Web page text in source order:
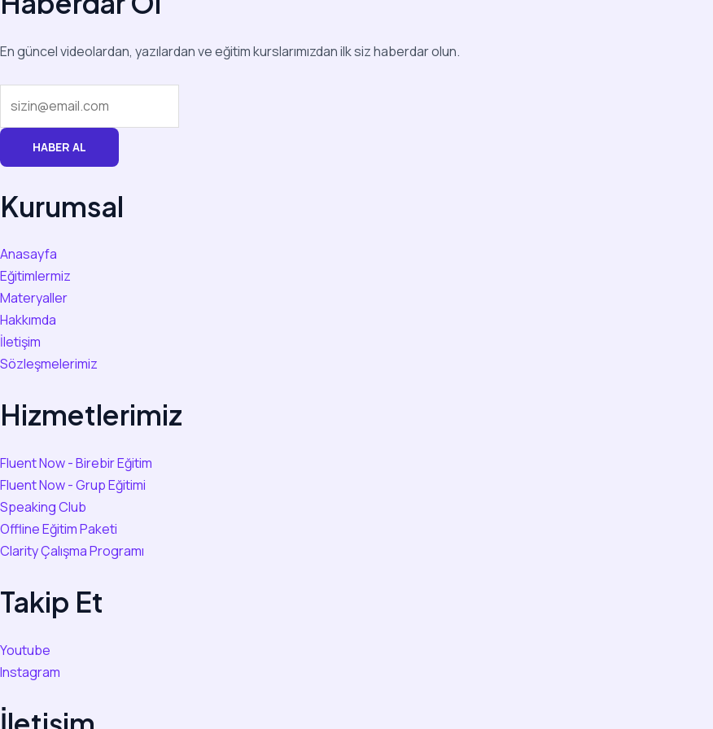
En güncel videolardan, yazılardan ve eğitim kurslarımızdan ilk siz haberdar olun.
HABER AL
Kurumsal
Anasayfa
Eğitimlermiz
Materyaller
Hakkımda
İletişim
Sözleşmelerimiz
Hizmetlerimiz
Fluent Now - Birebir Eğitim
Fluent Now - Grup Eğitimi
Speaking Club
Offline Eğitim Paketi
Clarity Çalışma Programı
Takip Et
Youtube
Instagram